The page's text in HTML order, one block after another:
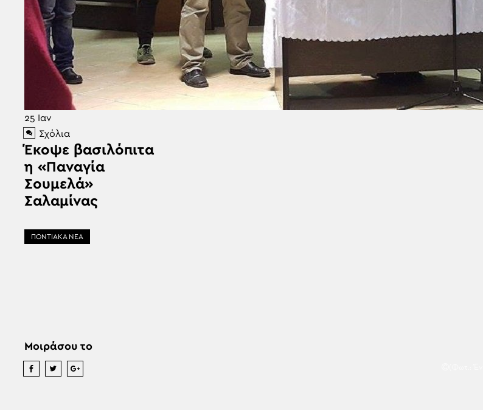
25 Ιαν
Σχόλια
Έκοψε βασιλόπιτα
η «Παναγία
Σουμελά»
Σαλαμίνας
ΠΟΝΤΙΑΚΑ ΝΕΑ
Μοιράσου το